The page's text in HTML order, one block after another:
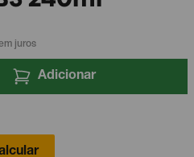
juros
Adicionar